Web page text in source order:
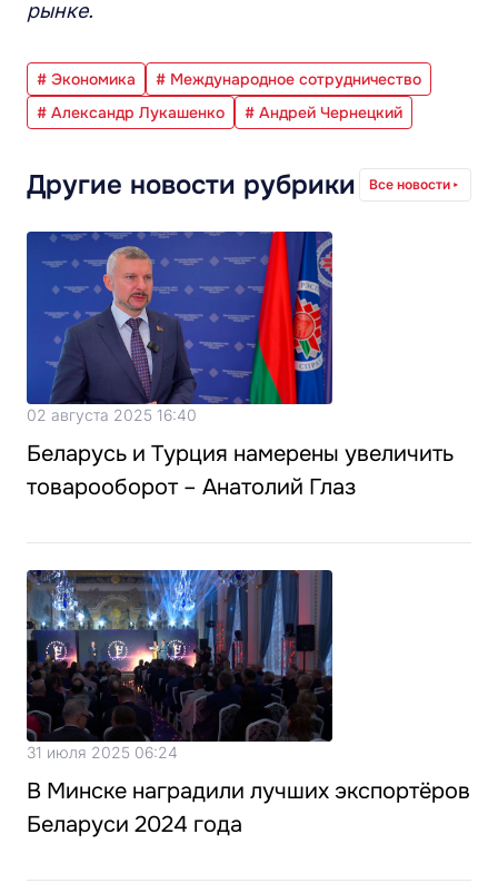
рынке.
# Экономика
# Международное сотрудничество
# Александр Лукашенко
# Андрей Чернецкий
Другие новости рубрики Все новости
02 августа 2025 16:40
Беларусь и Турция намерены увеличить
товарооборот – Анатолий Глаз
31 июля 2025 06:24
В Минске наградили лучших экспортёров
Беларуси 2024 года